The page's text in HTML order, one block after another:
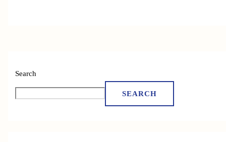
Search
SEARCH